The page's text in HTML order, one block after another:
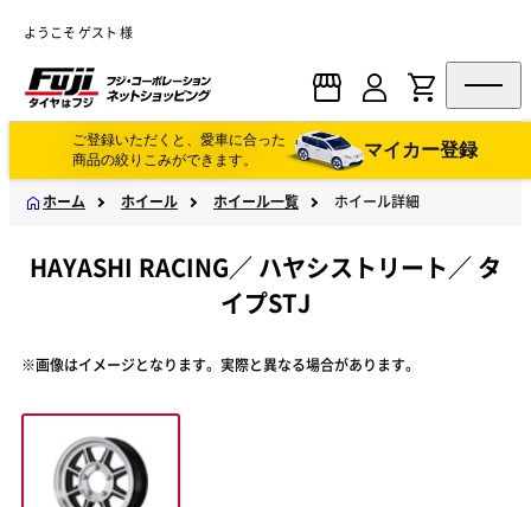
ようこそ ゲスト 様
ご登録いただくと、愛車に合った
商品の絞りこみができます。
マイカー登録
ホーム ホイール ホイール一覧 ホイール詳細
HAYASHI RACING／ ハヤシストリート／ タ
イプSTJ
※画像はイメージとなります。実際と異なる場合があります。